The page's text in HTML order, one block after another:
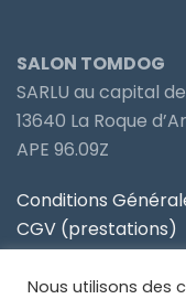
SALON TOMDOG
SARLU au capital
13640 La Roque
APE 96.09Z
Conditions
CGV (prestations)
Politique de
Nous utilisons des